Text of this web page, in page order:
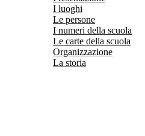
I luoghi
Le persone
I numeri della scuola
Le carte della scuola
Organizzazione
La storia